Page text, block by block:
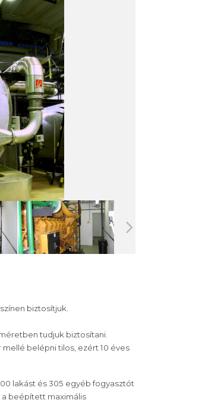
biztosítjuk.
tudjuk biztosítani.
belépni tilos, ezért 10 éves
lakást és 305 egyéb fogyasztót
a beépített maximális